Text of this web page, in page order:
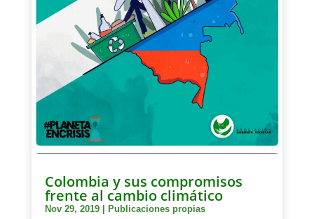
Colombia y sus compromisos
frente al cambio climático
Nov 29, 2019| Publicaciones propias